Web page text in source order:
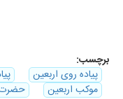
برچسب:
پیاده روی اربعین
موکب اربعین
حضرت